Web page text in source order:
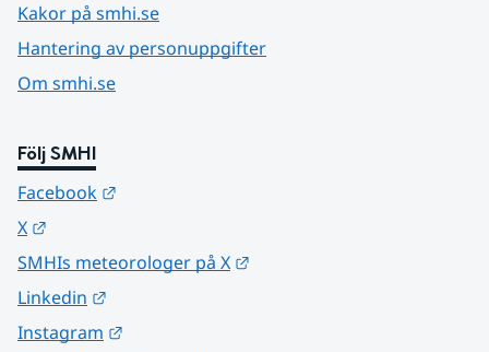
Kakor på smhi.se
Hantering av personuppgifter
Om smhi.se
Följ SMHI
Facebook
X
SMHIs meteorologer på X
Linkedin
Instagram